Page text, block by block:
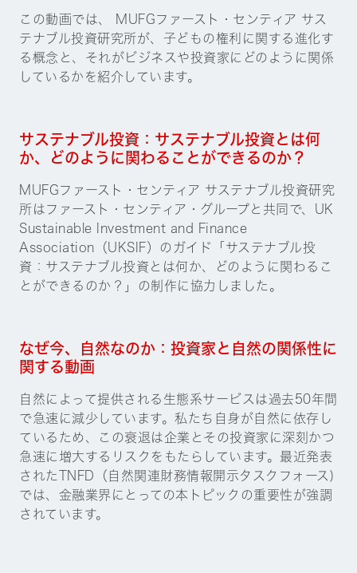
この動画では、 MUFGファースト・センティア サス
テナブル投資研究所が、子どもの権利に関する進化す
る概念と、それがビジネスや投資家にどのように関係
しているかを紹介しています。
サステナブル投資：サステナブル投資とは何
か、どのように関わることができるのか？
MUFGファースト・センティア サステナブル投資研究
所はファースト・センティア・グループと共同で、UK
Sustainable Investment and Finance
Association（UKSIF）のガイド「サステナブル投
資：サステナブル投資とは何か、どのように関わるこ
とができるのか？」の制作に協力しました。
なぜ今、自然なのか：投資家と自然の関係性に
関する動画
自然によって提供される生態系サービスは過去50年間
で急速に減少しています。私たち自身が自然に依存し
ているため、この衰退は企業とその投資家に深刻かつ
急速に増大するリスクをもたらしています。最近発表
されたTNFD（自然関連財務情報開示タスクフォース)
では、金融業界にとっての本トピックの重要性が強調
されています。